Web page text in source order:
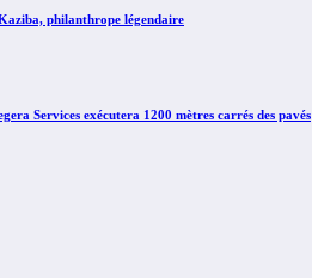
philanthrope légendaire
Services exécutera 1200 mètres carrés des pavés